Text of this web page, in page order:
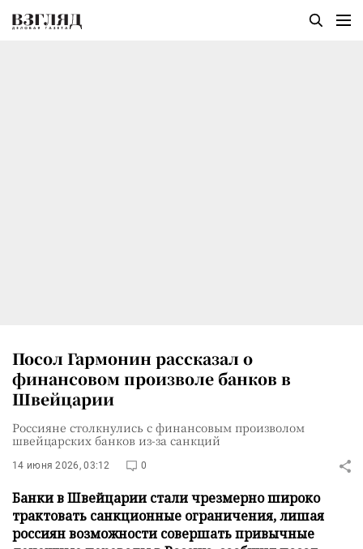
Посол Гармонин рассказал о
финансовом произволе банков в
Швейцарии
Россияне столкнулись с финансовым произволом
швейцарских банков из-за санкций
14 июня 2026, 03:12 0
Банки в Швейцарии стали чрезмерно широко
трактовать санкционные ограничения, лишая
россиян возможности совершать привычные